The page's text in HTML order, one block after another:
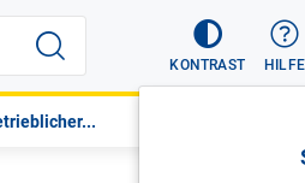
KONTRAST HILFE